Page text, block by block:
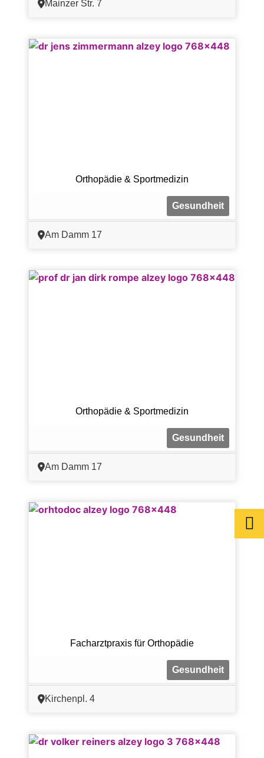
Mainzer Str. 7
Orthopädie & Sportmedizin
Gesundheit
Am Damm 17
Orthopädie & Sportmedizin
Gesundheit
Am Damm 17
Facharztpraxis für Orthopädie
Gesundheit
Kirchenpl. 4